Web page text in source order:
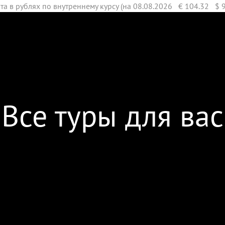
в рублях по внутреннему курсу (на 08.08.2026 € 104.32 $
Все туры для вас